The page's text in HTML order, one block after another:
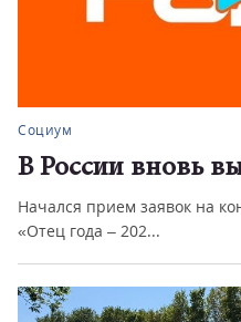
Социум
В России вновь
Начался прием заявок на
«Отец года – 202...